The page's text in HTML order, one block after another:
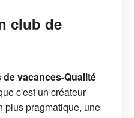
club de
vacances-Qualité
c'est un créateur
plus pragmatique, une